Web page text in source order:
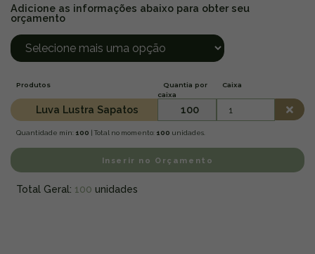
Adicione as informações abaixo para obter seu
orçamento
Produtos
Quantia por
caixa
Caixa
Luva Lustra Sapatos 100
Quantidade mín: 100 | Total no momento: 100 unidades.
Inserir no Orçamento
Total Geral: 100 unidades